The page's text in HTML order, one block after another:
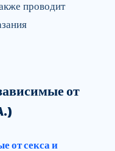
проводит
от
от секса и